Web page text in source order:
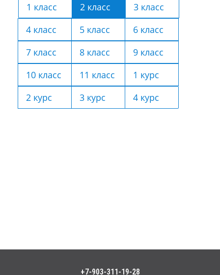
1 класс 2 класс
3 класс
4 класс
5 класс
6 класс
7 класс
8 класс
9 класс
10 класс
11 класс
1 курс
2 курс
3 курс 4 курс
+7-903-311-19-28